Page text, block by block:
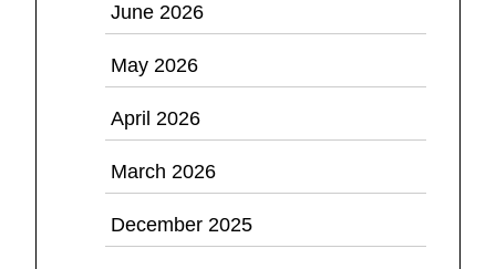
June 2026
May 2026
April 2026
March 2026
December 2025